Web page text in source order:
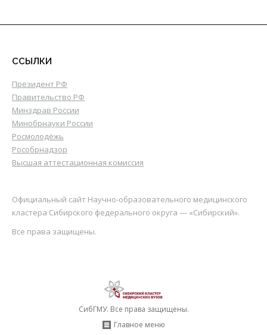
ССЫЛКИ
Президент РФ
Правительство РФ
Минздрав России
Минобрнауки России
Росмолодёжь
Рособрнадзор
Высшая аттестационная комиссия
Официальный сайт Научно-образовательного медицинского
кластера Сибирского федерального округа — «Сибирский».
Все права защищены.
СибГМУ. Все права защищены.
Главное меню